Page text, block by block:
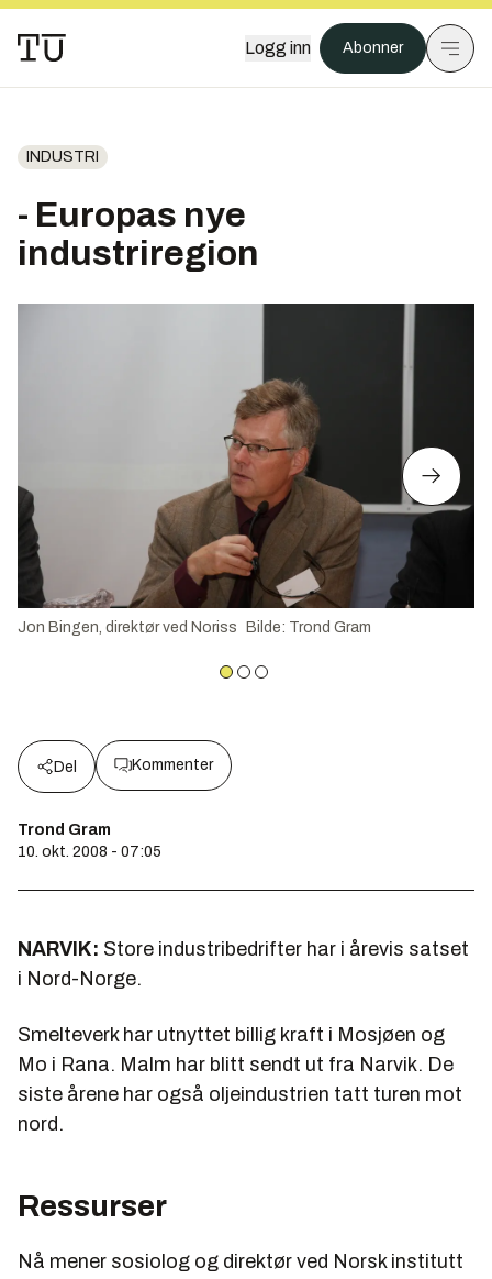
Logg inn Abonner
INDUSTRI
- Europas nye
industriregion
Jon Bingen, direktør ved Noriss Bilde: Trond Gram
Del Kommenter
Trond Gram
10. okt. 2008 - 07:05
NARVIK: Store industribedrifter har i årevis satset
i Nord-Norge.
Smelteverk har utnyttet billig kraft i Mosjøen og
Mo i Rana. Malm har blitt sendt ut fra Narvik. De
siste årene har også oljeindustrien tatt turen mot
nord.
Ressurser
Nå mener sosiolog og direktør ved Norsk institutt